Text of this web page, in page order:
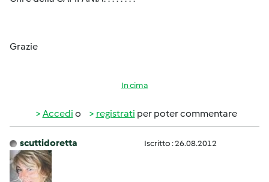
Grazie
In cima
Accedi o registrati per poter commentare
scuttidoretta Iscritto : 26.08.2012